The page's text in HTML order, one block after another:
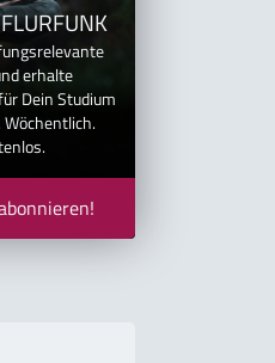
erhalte
Dein Studium